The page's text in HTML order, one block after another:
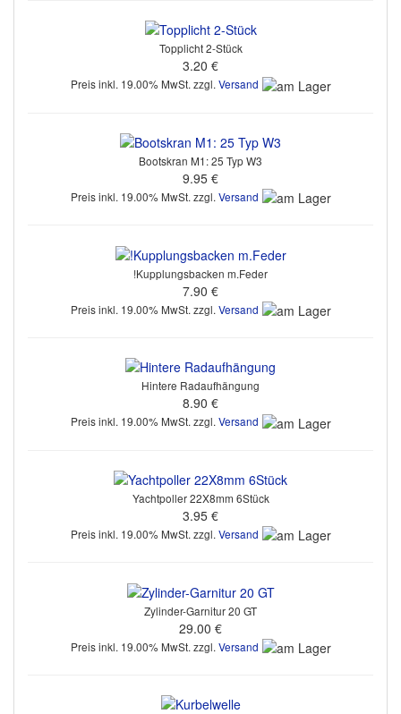
Topplicht 2-Stück
3.20 €
Preis inkl. 19.00% MwSt. zzgl. Versand
Bootskran M1: 25 Typ W3
9.95 €
Preis inkl. 19.00% MwSt. zzgl. Versand
!Kupplungsbacken m.Feder
7.90 €
Preis inkl. 19.00% MwSt. zzgl. Versand
Hintere Radaufhängung
8.90 €
Preis inkl. 19.00% MwSt. zzgl. Versand
Yachtpoller 22X8mm 6Stück
3.95 €
Preis inkl. 19.00% MwSt. zzgl. Versand
Zylinder-Garnitur 20 GT
29.00 €
Preis inkl. 19.00% MwSt. zzgl. Versand